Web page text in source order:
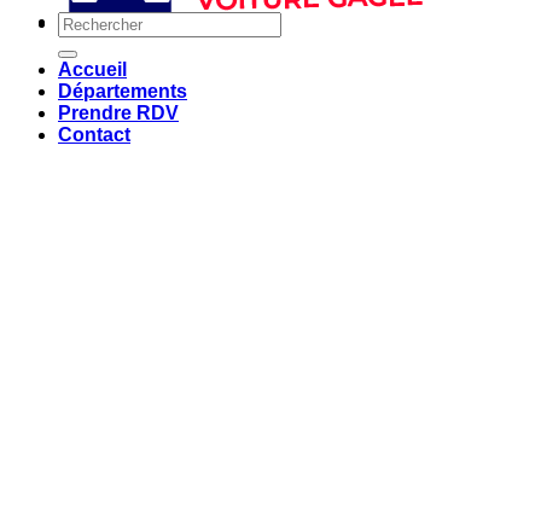
Accueil
Départements
Prendre RDV
Contact